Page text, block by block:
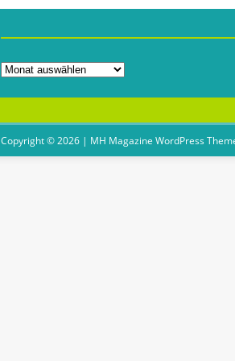
Copyright © 2026 | MH Magazine WordPress